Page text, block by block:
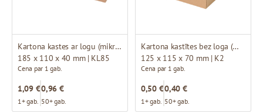
Kartona kastes ar logu (mikrogofras)
185 x 110 x 40 mm | KL85
Cena par 1 gab.
1,09 €
1+ gab.
0,96 €
50+ gab.
Kartona kastītes bez loga (mikrogofras)
125 x 115 x 70 mm | K2
Cena par 1 gab.
0,50 €
1+ gab.
0,40 €
50+ gab.